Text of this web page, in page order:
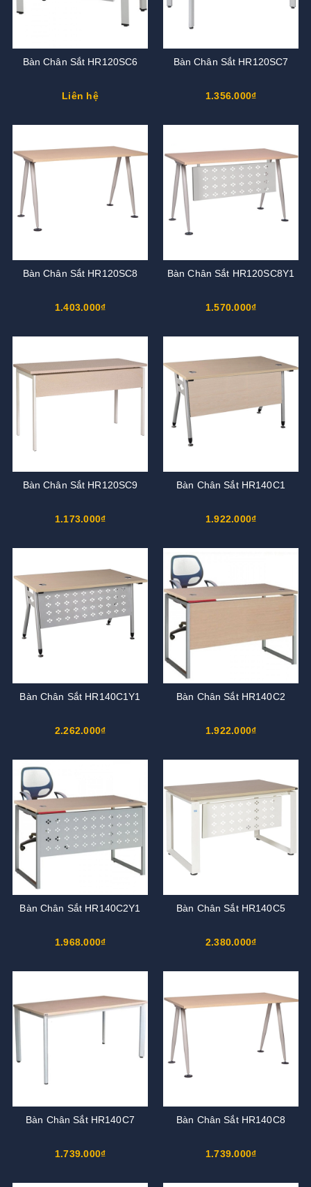
Bàn Chân Sắt HR120SC6
Liên hệ
Bàn Chân Sắt HR120SC7
1.356.000₫
Bàn Chân Sắt HR120SC8
1.403.000₫
Bàn Chân Sắt HR120SC8Y1
1.570.000₫
Bàn Chân Sắt HR120SC9
1.173.000₫
Bàn Chân Sắt HR140C1
1.922.000₫
Bàn Chân Sắt HR140C1Y1
2.262.000₫
Bàn Chân Sắt HR140C2
1.922.000₫
Bàn Chân Sắt HR140C2Y1
1.968.000₫
Bàn Chân Sắt HR140C5
2.380.000₫
Bàn Chân Sắt HR140C7
1.739.000₫
Bàn Chân Sắt HR140C8
1.739.000₫